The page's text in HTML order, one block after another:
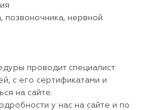
позвоночника, нервной
специалист
с его сертификатами и
на сайте.
нас на сайте и по